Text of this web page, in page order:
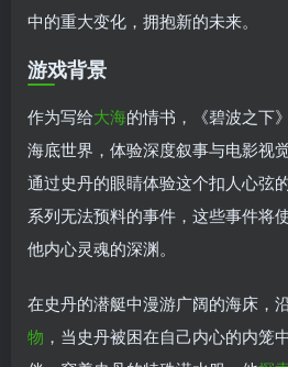
中的重大变化，拥抱新的未来。
游戏背景
作为写给大海的情书，《碧波之下
海底世界，体验深度叙事与电影视
通过史丹的眼睛体验这个扣人心弦
系列无法​​预料的事件，这些事件将
他内心灵魂的深渊。
在史丹的潜艇中漫游广阔的海床，
物 ，当史丹被困在自己内心的内笼